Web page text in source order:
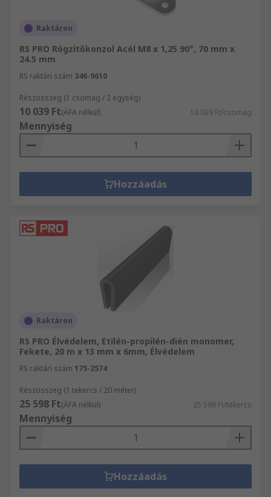
Raktáron
RS PRO Rögzítőkonzol Acél M8 x 1,25 90°, 70 mm x
24.5 mm
RS raktári szám 346-9610
Részösszeg (1 csomag / 2 egység)
10 039 Ft(ÁFA nélkül) 10 039 Ft/csomag
Mennyiség
Hozzáadás
Raktáron
RS PRO Élvédelem, Etilén-propilén-dién monomer,
Fekete, 20 m x 13 mm x 6mm, Élvédelem
RS raktári szám 175-2574
Részösszeg (1 tekercs / 20 méter)
25 598 Ft(ÁFA nélkül) 25 598 Ft/tekercs
Mennyiség
Hozzáadás